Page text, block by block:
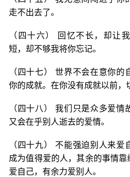
走不出去了。
（四十六） 回忆不长，却让
短，却不够我将你忘记。
（四十七） 世界不会在意你
你的成就。在你没有成就以前，
（四十八） 我们只是众多爱
又会在乎别人逝去的爱情。
（四十九） 不能强迫别人来
成为值得爱的人，其余的事情
爱自己，有余力爱别人。